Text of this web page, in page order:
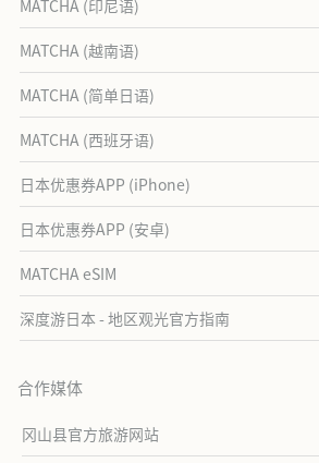
MATCHA (印尼语)
MATCHA (越南语)
MATCHA (简单日语)
MATCHA (西班牙语)
日本优惠券APP (iPhone)
日本优惠券APP (安卓)
MATCHA eSIM
深度游日本 - 地区观光官方指南
合作媒体
冈山县官方旅游网站